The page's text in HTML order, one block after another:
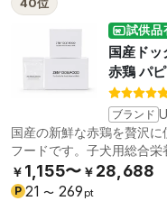
試供品
国産ド
赤鶏 パ
ブランド
国産の新鮮な赤鶏を贅沢
フードです。子犬用総合栄
￥ 1,155〜 ￥ 28,688
P 21 〜 269 pt